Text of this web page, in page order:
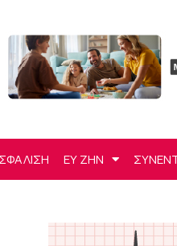
ΕΥ ΖΗΝ